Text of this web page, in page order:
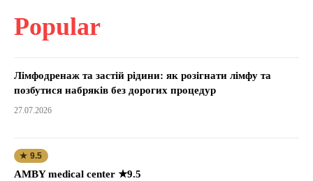
Popular
Лімфодренаж та застій рідини: як розігнати лімфу та
позбутися набряків без дорогих процедур
27.07.2026
★ 9.5
AMBY medical center ★9.5